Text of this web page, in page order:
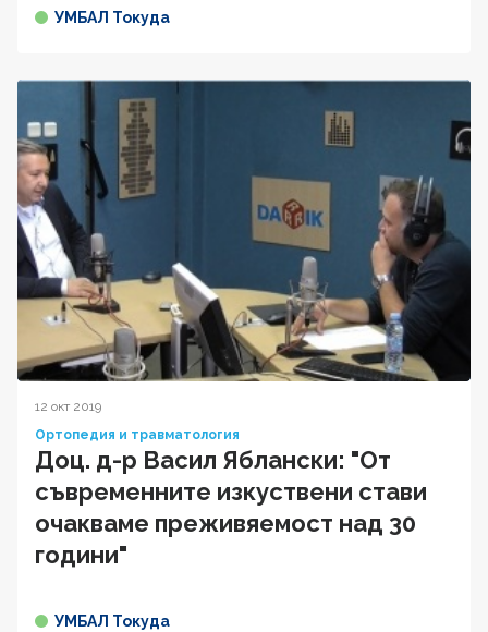
УМБАЛ Токуда
12 окт 2019
Ортопедия и травматология
Доц. д-р Васил Яблански: "От
съвременните изкуствени стави
очакваме преживяемост над 30
години"
УМБАЛ Токуда